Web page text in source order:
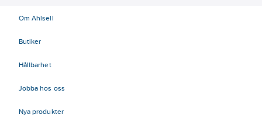
Om Ahlsell
Butiker
Hållbarhet
Jobba hos oss
Nya produkter